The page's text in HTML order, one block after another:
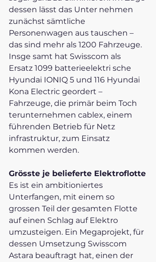
dessen lässt das Unter nehmen
zunächst sämtliche
Personenwagen aus tauschen –
das sind mehr als 1200 Fahrzeuge.
Insge samt hat Swisscom als
Ersatz 1099 batterieelektri sche
Hyundai IONIQ 5 und 116 Hyundai
Kona Electric geordert –
Fahrzeuge, die primär beim Toch
terunternehmen cablex, einem
führenden Betrieb für Netz
infrastruktur, zum Einsatz
kommen werden.
Grösste je belieferte Elektroflotte
Es ist ein ambitioniertes
Unterfangen, mit einem so
grossen Teil der gesamten Flotte
auf einen Schlag auf Elektro
umzusteigen. Ein Megaprojekt, für
dessen Umsetzung Swisscom
Astara beauftragt hat, einen der